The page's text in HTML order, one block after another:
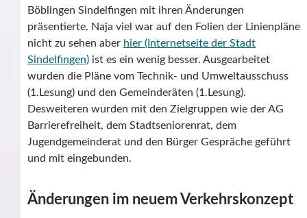
Böblingen Sindelfingen mit ihren Änderungen
präsentierte. Naja viel war auf den Folien der Linienpläne
nicht zu sehen aber hier (Internetseite der Stadt
Sindelfingen) ist es ein wenig besser. Ausgearbeitet
wurden die Pläne vom Technik- und Umweltausschuss
(1.Lesung) und den Gemeinderäten (1.Lesung).
Desweiteren wurden mit den Zielgruppen wie der AG
Barrierefreiheit, dem Stadtseniorenrat, dem
Jugendgemeinderat und den Bürger Gespräche geführt
und mit eingebunden.
Änderungen im neuem Verkehrskonzept